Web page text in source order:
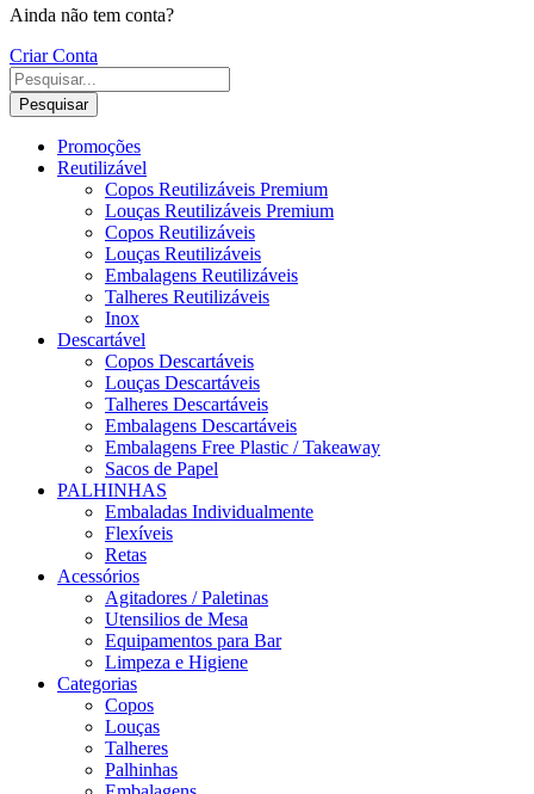
Ainda não tem conta?
Criar Conta
Pesquisar
Promoções
Reutilizável
Copos Reutilizáveis Premium
Louças Reutilizáveis Premium
Copos Reutilizáveis
Louças Reutilizáveis
Embalagens Reutilizáveis
Talheres Reutilizáveis
Inox
Descartável
Copos Descartáveis
Louças Descartáveis
Talheres Descartáveis
Embalagens Descartáveis
Embalagens Free Plastic / Takeaway
Sacos de Papel
PALHINHAS
Embaladas Individualmente
Flexíveis
Retas
Acessórios
Agitadores / Paletinas
Utensilios de Mesa
Equipamentos para Bar
Limpeza e Higiene
Categorias
Copos
Louças
Talheres
Palhinhas